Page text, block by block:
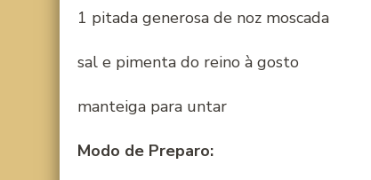
1 pitada generosa de noz moscada
sal e pimenta do reino à gosto
manteiga para untar
Modo de Preparo: